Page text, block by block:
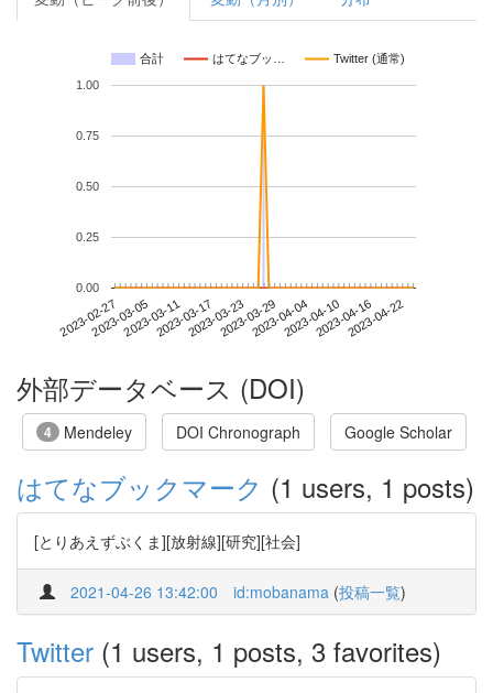
合計 はてなブッ… Twitter (通常)
2023-02-272023-03-052023-03-112023-03-172023-03-232023-03-292023-04-042023-04-102023-04-162023-04-22
0.00
0.25
0.50
0.75
1.00
外部データベース (DOI)
4 Mendeley DOI Chronograph Google Scholar
はてなブックマーク (1 users, 1 posts)
[とりあえずぶくま][放射線][研究][社会]
2021-04-26 13:42:00 id:mobanama (投稿一覧)
Twitter (1 users, 1 posts, 3 favorites)